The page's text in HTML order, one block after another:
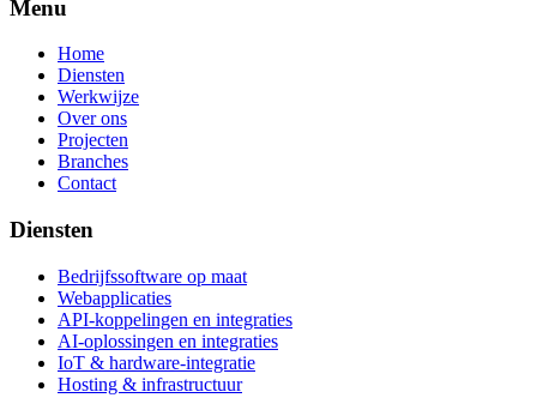
Menu
Home
Diensten
Werkwijze
Over ons
Projecten
Branches
Contact
Diensten
Bedrijfssoftware op maat
Webapplicaties
API-koppelingen en integraties
AI-oplossingen en integraties
IoT & hardware-integratie
Hosting & infrastructuur